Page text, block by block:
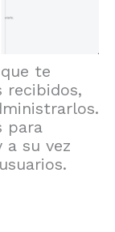
te
recibidos,
para
a su vez